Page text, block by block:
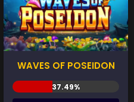
WAVES OF POSEIDON